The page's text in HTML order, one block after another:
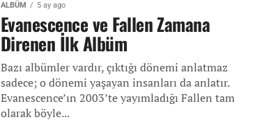
ALBÜM 5 ay ago
Evanescence ve Fallen Zamana
Direnen İlk Albüm
Bazı albümler vardır, çıktığı dönemi anlatmaz
sadece; o dönemi yaşayan insanları da anlatır.
Evanescence’ın 2003’te yayımladığı Fallen tam
olarak böyle...